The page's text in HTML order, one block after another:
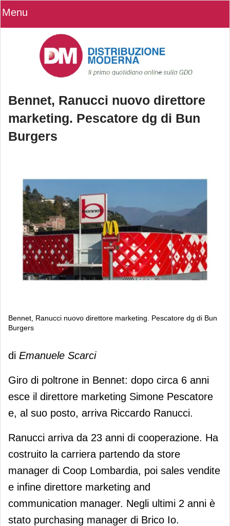
Menu
Bennet, Ranucci nuovo direttore
marketing. Pescatore dg di Bun
Burgers
Bennet, Ranucci nuovo direttore marketing. Pescatore dg di Bun
Burgers
Bennet, Ranucci nuovo direttore
marketing. Pescatore dg di Bun
Burgers
di Emanuele Scarci
Giro di poltrone in Bennet: dopo circa 6 anni
esce il direttore marketing Simone Pescatore
e, al suo posto, arriva Riccardo Ranucci.
Ranucci arriva da 23 anni di cooperazione. Ha
costruito la carriera partendo da store
manager di Coop Lombardia, poi sales vendite
e infine direttore marketing and
communication manager. Negli ultimi 2 anni è
stato purchasing manager di Brico Io.